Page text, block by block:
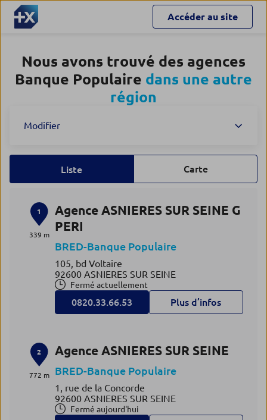
Accéder au site
Nous avons trouvé des agences
Banque Populaire dans une autre
région
Modifier
Liste Carte
1
339 m
Agence ASNIERES SUR SEINE G
PERI
BRED-Banque Populaire
105, bd Voltaire
92600 ASNIERES SUR SEINE
Fermé actuellement
0820.33.66.53 Plus d’infos
2
772 m
Agence ASNIERES SUR SEINE
BRED-Banque Populaire
1, rue de la Concorde
92600 ASNIERES SUR SEINE
Fermé aujourd'hui